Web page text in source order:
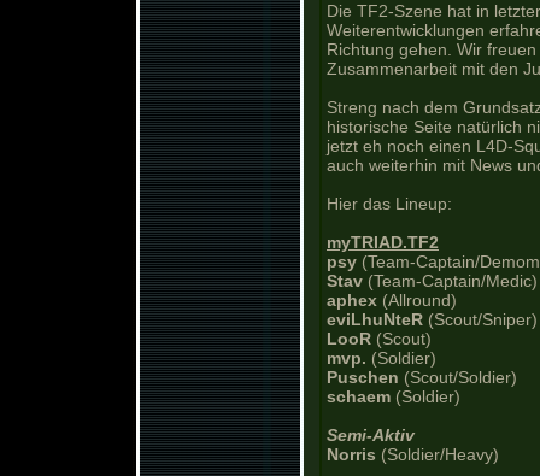
Die TF2-Szene hat in
Weiterentwicklungen
Richtung gehen. Wir
Zusammenarbeit mit den
Streng nach dem
historische Seite natürlich
jetzt eh noch einen L4D-
auch weiterhin mit News
Hier das Lineup:
myTRIAD.TF2
psy (Team-Captain/
Stav (Team-Captain/Medic)
aphex (Allround)
eviLhuNteR (Scout/Sniper)
LooR (Scout)
mvp. (Soldier)
Puschen (Scout/Soldier)
schaem (Soldier)
Semi-Aktiv
Norris (Soldier/Heavy)